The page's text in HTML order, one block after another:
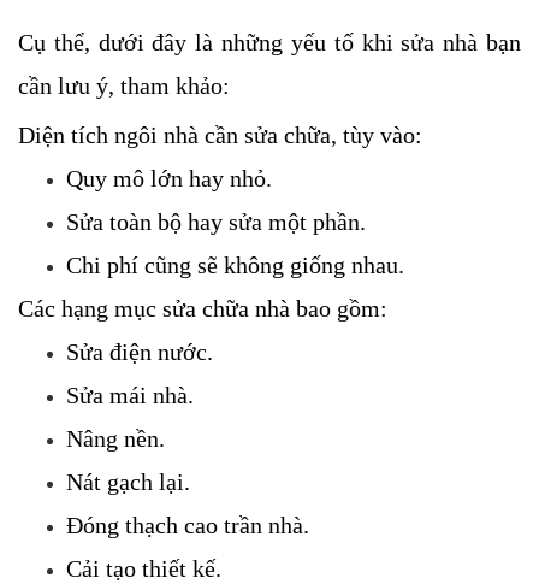
Cụ thể, dưới đây là những yếu tố khi sửa nhà bạn
cần lưu ý, tham khảo:
Diện tích ngôi nhà cần sửa chữa, tùy vào:
Quy mô lớn hay nhỏ.
Sửa toàn bộ hay sửa một phần.
Chi phí cũng sẽ không giống nhau.
Các hạng mục sửa chữa nhà bao gồm:
Sửa điện nước.
Sửa mái nhà.
Nâng nền.
Nát gạch lại.
Đóng thạch cao trần nhà.
Cải tạo thiết kế.